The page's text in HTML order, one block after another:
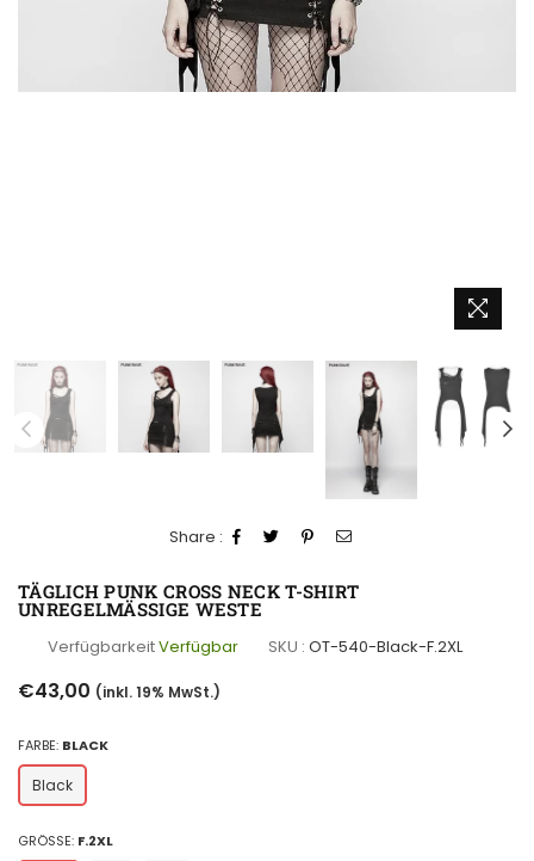
Share :
TÄGLICH PUNK CROSS NECK T-SHIRT
UNREGELMÄSSIGE WESTE
VerfügbarkeitVerfügbar SKU : OT-540-Black-F.2XL
Normaler
Preis
€43,00 (inkl. 19% MwSt.)
FARBE: BLACK
Black
GRÖSSE: F.2XL